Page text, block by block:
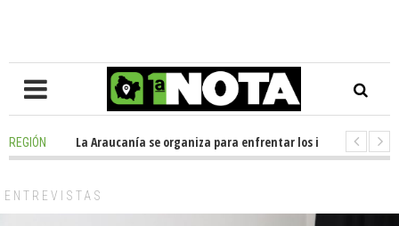
REGIÓNen La Araucanía se organiza para enfrentar los impactos de la
ENTREVISTAS